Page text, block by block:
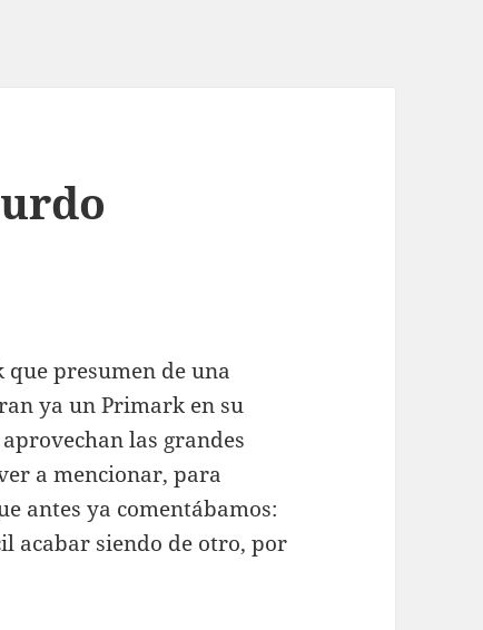
que presumen de una
ya un Primark en su
las grandes
a mencionar, para
antes ya comentábamos:
acabar siendo de otro, por